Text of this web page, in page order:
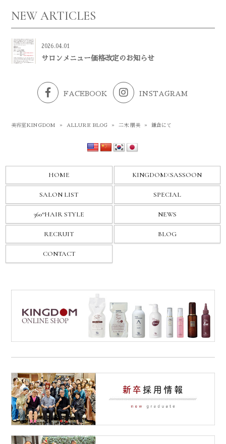
NEW ARTICLES
2026.04.01
サロンメニュー価格改定のお知らせ
FACEBOOK INSTAGRAM
美容室KINGDOM » ALLURE BLOG » 二木 朋美 » 鎌倉にて
HOME KINGDOMXSASSOON
SALON LIST SPECIAL
360°HAIR STYLE NEWS
RECRUIT BLOG
CONTACT